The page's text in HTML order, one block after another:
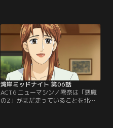
つけられていく。一方、零奈はカメ
ラマンのイシダと湾岸を走る「Z」
について話をし、彼もまた「悪魔の
Z」に魅了された一人だと知る。
【提供：バンダイチャンネル】
湾岸ミッドナイト 第06話
ACT.6 ニューマシン／零奈は「悪魔
のZ」がまだ走っていることを北見